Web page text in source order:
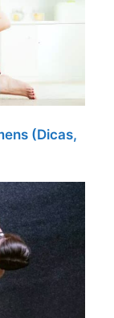
(Dicas,